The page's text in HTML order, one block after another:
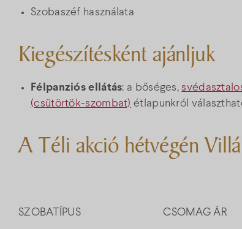
Szobaszéf használata
Kiegészítésként ajánljuk
Félpanziós ellátás: a bőséges,
(csütörtök-szombat) étlapunkról
A Téli akció hétvégén
SZOBATÍPUS CSOMAG ÁR